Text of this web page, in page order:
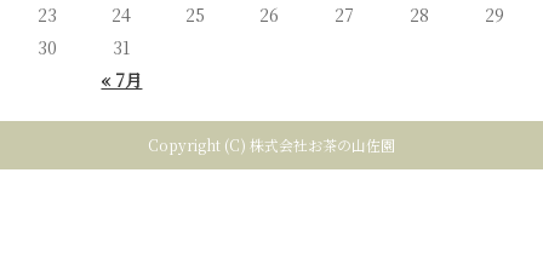
« 7月
23
24 25 26 27 28
29
30
31
Copyright (C) 株式会社お茶の山佐園